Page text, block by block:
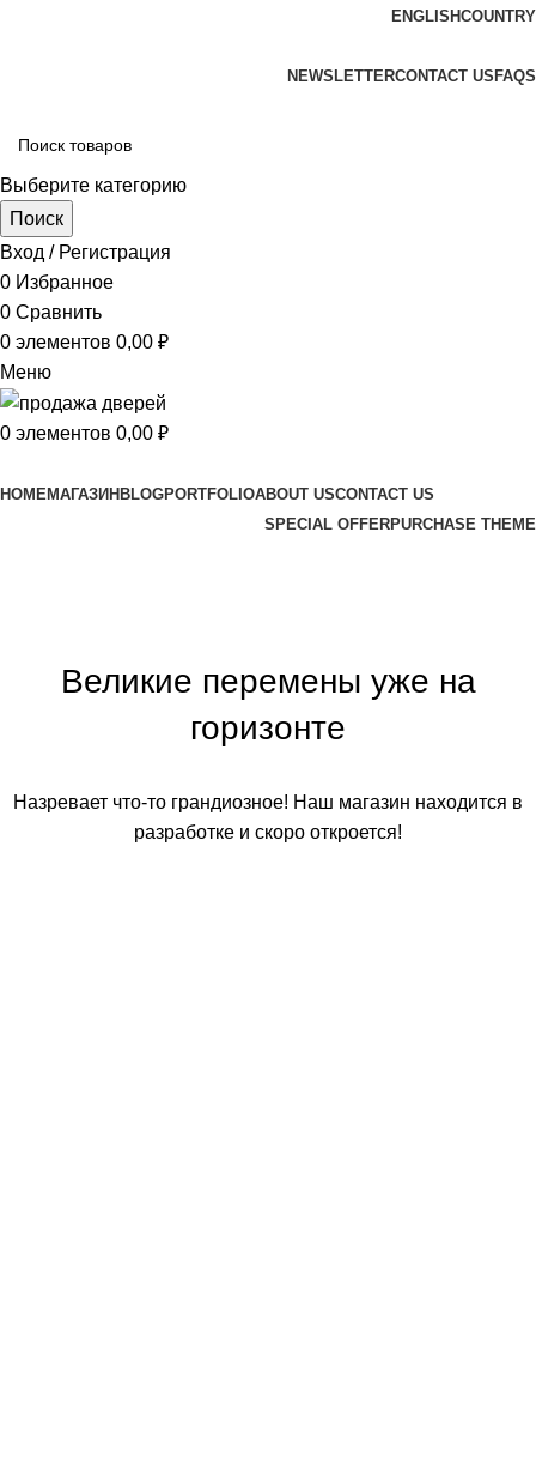
ENGLISHCOUNTRY
NEWSLETTERCONTACT US FAQS
Выберите категорию
Поиск
Вход / Регистрация
0 Избранное
0 Сравнить
0 элементов 0,00 ₽
Меню
0 элементов 0,00 ₽
HOMEМАГАЗИН BLOGPORTFOLIOABOUT USCONTACT US
SPECIAL OFFERPURCHASE THEME
Великие перемены уже на
горизонте
Назревает что-то грандиозное! Наш магазин находится в
разработке и скоро откроется!